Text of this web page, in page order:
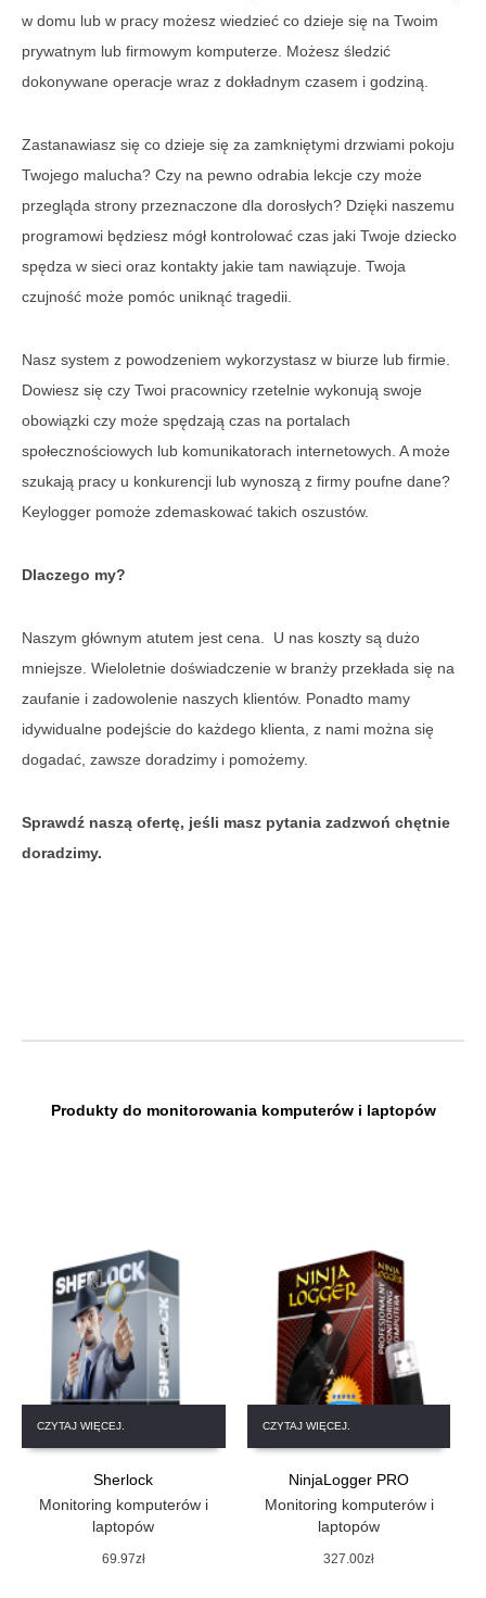
w domu lub w pracy możesz wiedzieć co dzieje się na Twoim
prywatnym lub firmowym komputerze. Możesz śledzić
dokonywane operacje wraz z dokładnym czasem i godziną.
Zastanawiasz się co dzieje się za zamkniętymi drzwiami pokoju
Twojego malucha? Czy na pewno odrabia lekcje czy może
przegląda strony przeznaczone dla dorosłych? Dzięki naszemu
programowi będziesz mógł kontrolować czas jaki Twoje dziecko
spędza w sieci oraz kontakty jakie tam nawiązuje. Twoja
czujność może pomóc uniknąć tragedii.
Nasz system z powodzeniem wykorzystasz w biurze lub firmie.
Dowiesz się czy Twoi pracownicy rzetelnie wykonują swoje
obowiązki czy może spędzają czas na portalach
społecznościowych lub komunikatorach internetowych. A może
szukają pracy u konkurencji lub wynoszą z firmy poufne dane?
Keylogger pomoże zdemaskować takich oszustów.
Dlaczego my?
Naszym głównym atutem jest cena. U nas koszty są dużo
mniejsze. Wieloletnie doświadczenie w branży przekłada się na
zaufanie i zadowolenie naszych klientów. Ponadto mamy
idywidualne podejście do każdego klienta, z nami można się
dogadać, zawsze doradzimy i pomożemy.
Sprawdź naszą ofertę, jeśli masz pytania zadzwoń chętnie
doradzimy.
Produkty do monitorowania komputerów i laptopów
CZYTAJ WIĘCEJ.
Sherlock
Monitoring komputerów i
laptopów
69.97zł
CZYTAJ WIĘCEJ.
NinjaLogger PRO
Monitoring komputerów i
laptopów
327.00zł